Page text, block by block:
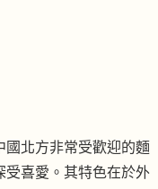
國北方非常受歡迎的麵
受喜愛。其特色在於外